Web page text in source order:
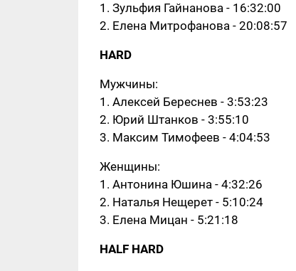
1. Зульфия Гайнанова - 16:32:00
2. Елена Митрофанова - 20:08:57
HARD
Мужчины:
1. Алексей Береснев - 3:53:23
2. Юрий Штанков - 3:55:10
3. Максим Тимофеев - 4:04:53
Женщины:
1. Антонина Юшина - 4:32:26
2. Наталья Нещерет - 5:10:24
3. Елена Мицан - 5:21:18
HALF HARD